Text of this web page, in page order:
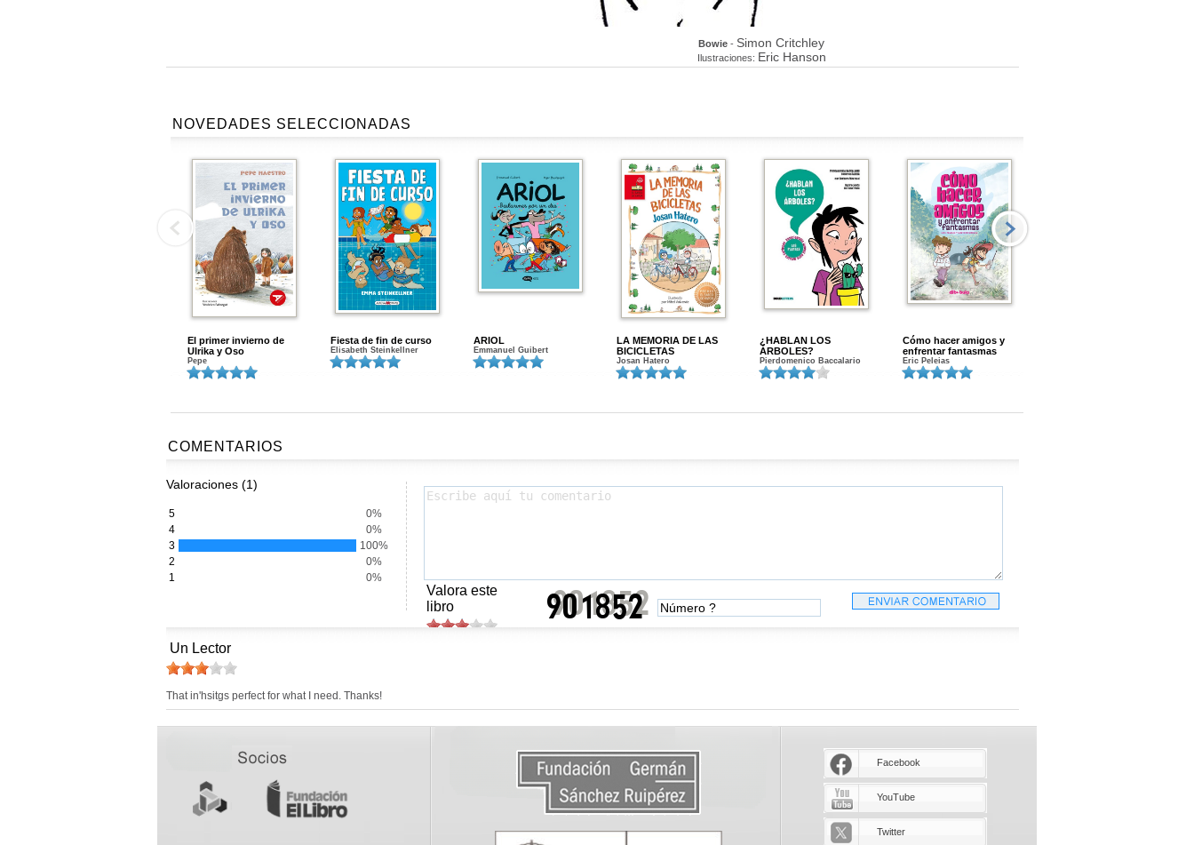
Bowie - Simon Critchley
Ilustraciones: Eric Hanson
NOVEDADES SELECCIONADAS
El primer invierno de
Ulrika y Oso
Pepe
Fiesta de fin de curso
Elisabeth Steinkellner
ARIOL
Emmanuel Guibert
LA MEMORIA DE LAS
BICICLETAS
Josan Hatero
¿HABLAN LOS
ÁRBOLES?
Pierdomenico Baccalario
Cómo hacer amigos y
enfrentar fantasmas
Eric Peleias
COMENTARIOS
Valoraciones (1)
5
0%
4
0%
3
100%
2
0%
1
0%
Valora este
libro
Un Lector
That in'hsitgs perfect for what I need. Thanks!
Facebook
YouTube
Twitter